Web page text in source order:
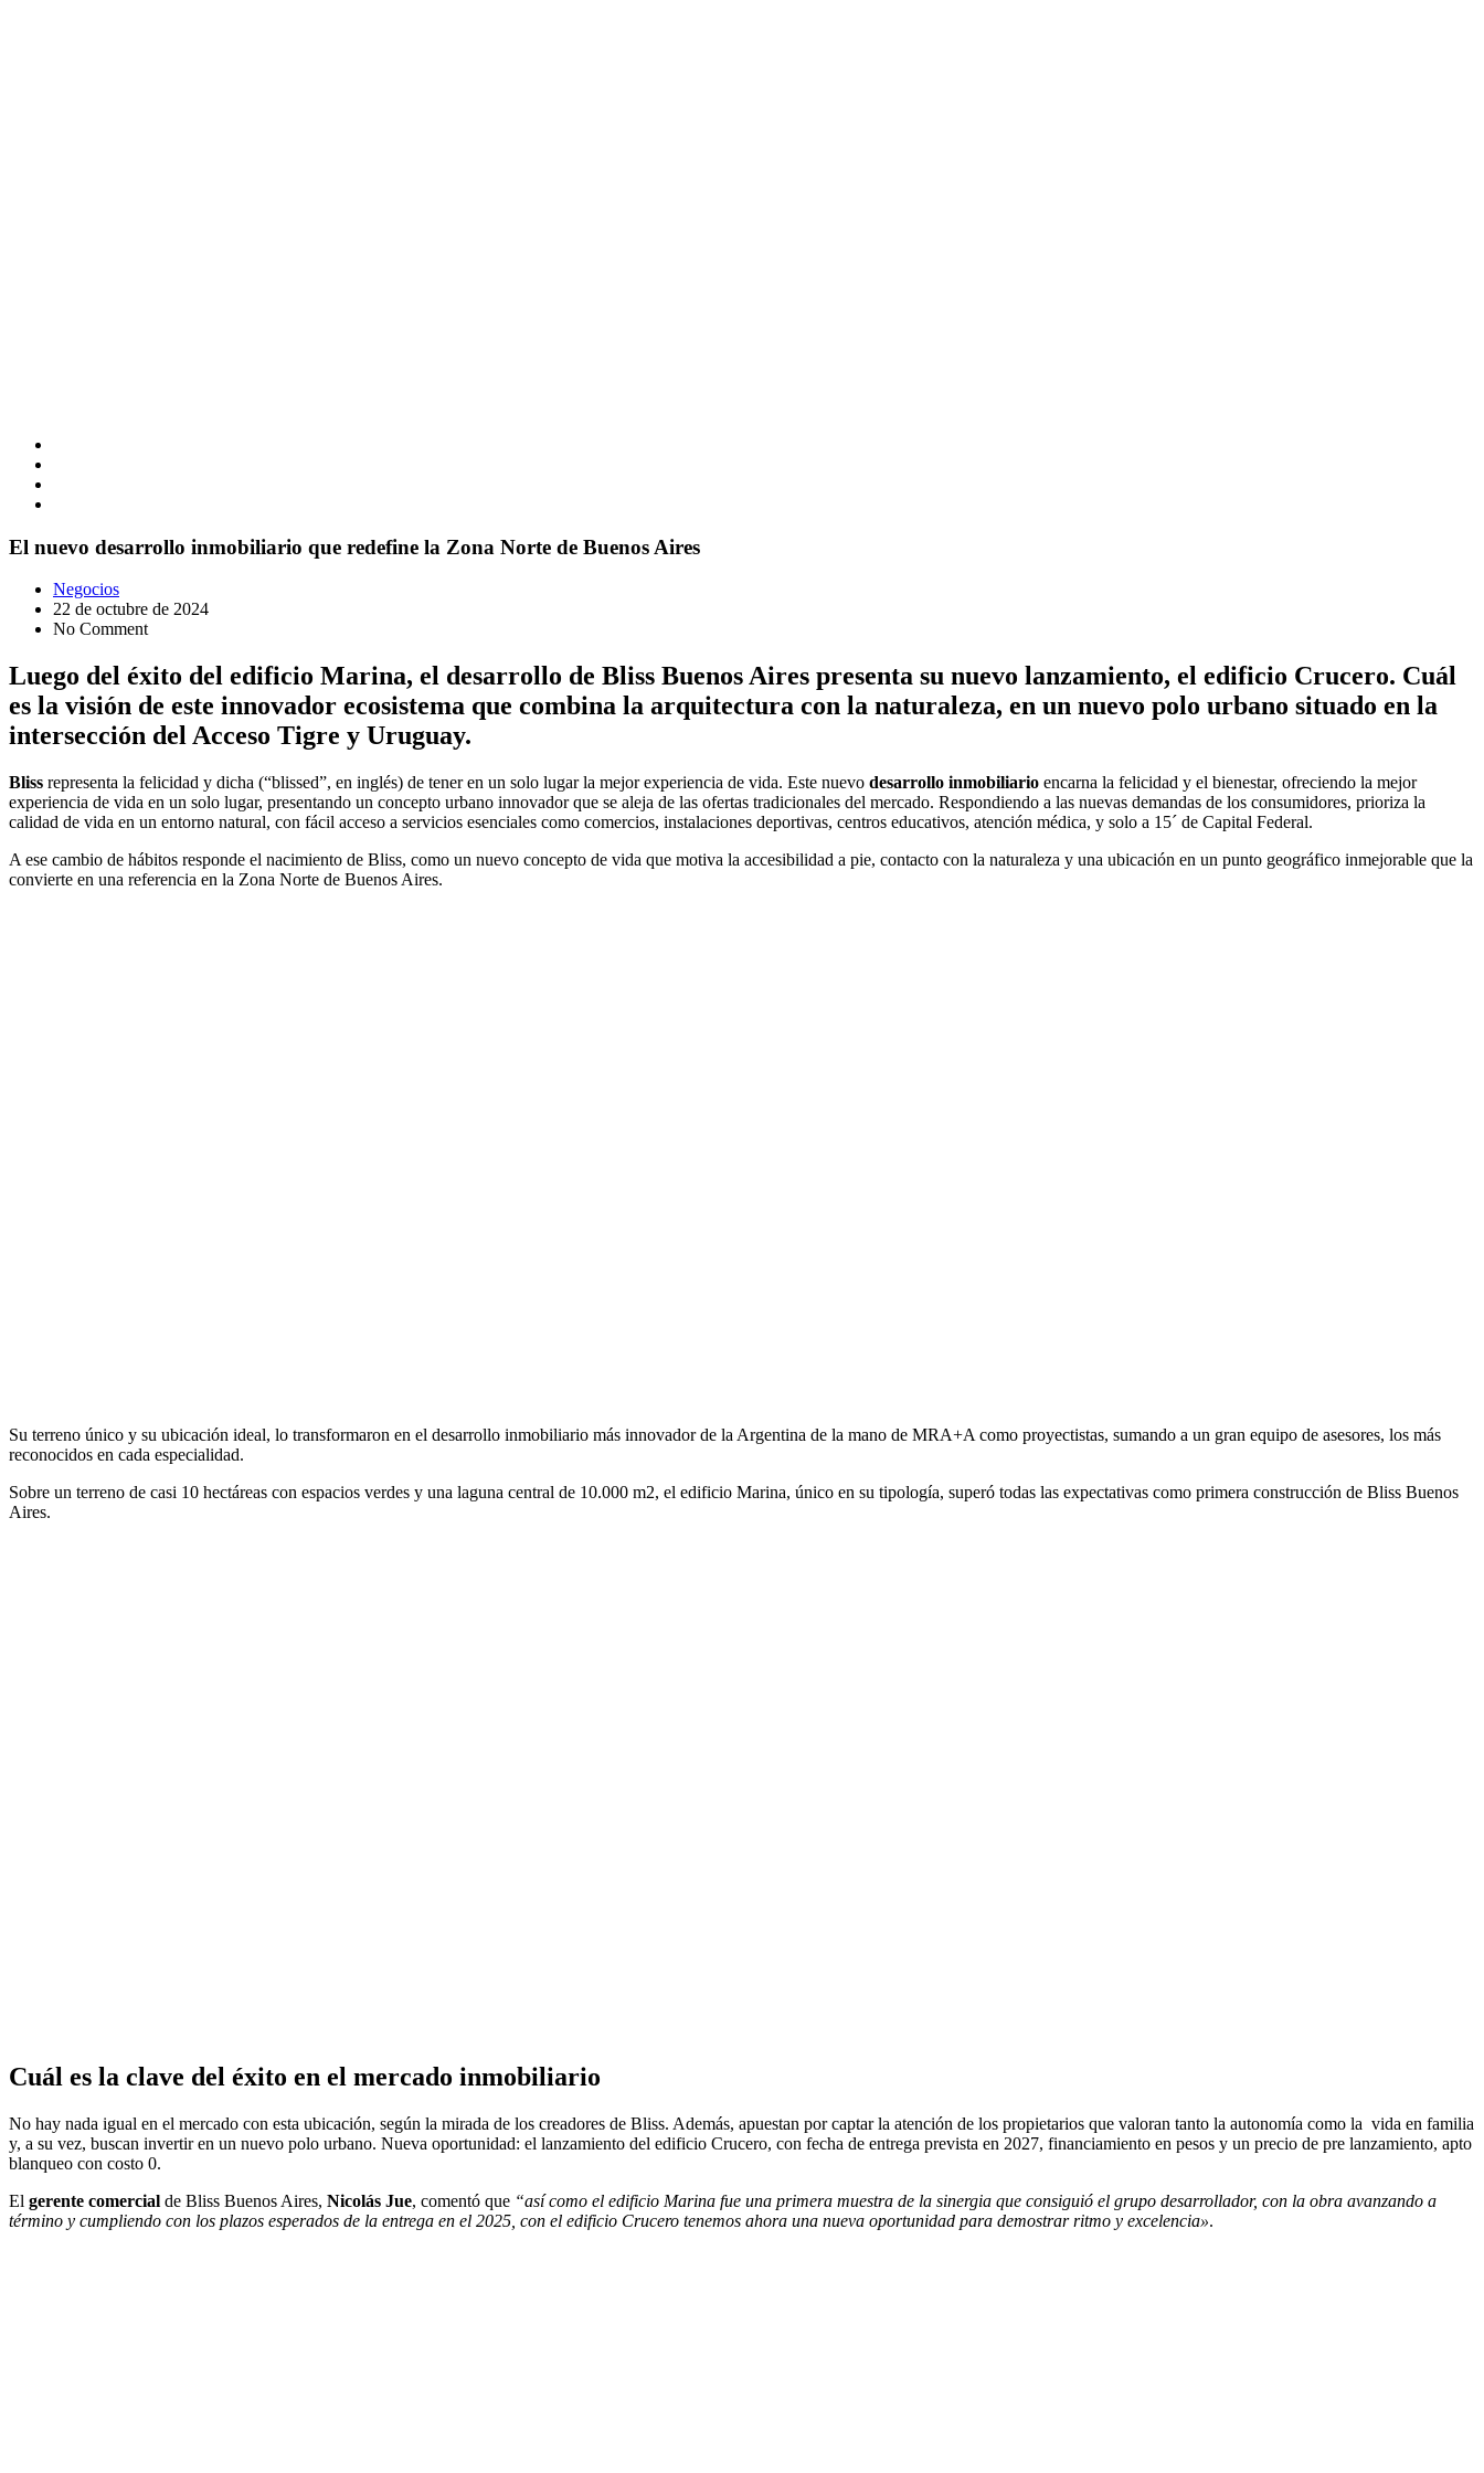
El nuevo desarrollo inmobiliario que redefine la Zona Norte de Buenos Aires
Negocios
22 de octubre de 2024
No Comment
Luego del éxito del edificio Marina, el desarrollo de Bliss Buenos Aires presenta su nuevo lanzamiento, el edificio Crucero. Cuál
es la visión de este innovador ecosistema que combina la arquitectura con la naturaleza, en un nuevo polo urbano situado en la
intersección del Acceso Tigre y Uruguay.
Bliss representa la felicidad y dicha (“blissed”, en inglés) de tener en un solo lugar la mejor experiencia de vida. Este nuevo desarrollo inmobiliario encarna la felicidad y el bienestar, ofreciendo la mejor
experiencia de vida en un solo lugar, presentando un concepto urbano innovador que se aleja de las ofertas tradicionales del mercado. Respondiendo a las nuevas demandas de los consumidores, prioriza la
calidad de vida en un entorno natural, con fácil acceso a servicios esenciales como comercios, instalaciones deportivas, centros educativos, atención médica, y solo a 15´ de Capital Federal.
A ese cambio de hábitos responde el nacimiento de Bliss, como un nuevo concepto de vida que motiva la accesibilidad a pie, contacto con la naturaleza y una ubicación en un punto geográfico inmejorable que la
convierte en una referencia en la Zona Norte de Buenos Aires.
Su terreno único y su ubicación ideal, lo transformaron en el desarrollo inmobiliario más innovador de la Argentina de la mano de MRA+A como proyectistas, sumando a un gran equipo de asesores, los más
reconocidos en cada especialidad.
Sobre un terreno de casi 10 hectáreas con espacios verdes y una laguna central de 10.000 m2, el edificio Marina, único en su tipología, superó todas las expectativas como primera construcción de Bliss Buenos
Aires.
Cuál es la clave del éxito en el mercado inmobiliario
No hay nada igual en el mercado con esta ubicación, según la mirada de los creadores de Bliss. Además, apuestan por captar la atención de los propietarios que valoran tanto la autonomía como la vida en familia
y, a su vez, buscan invertir en un nuevo polo urbano. Nueva oportunidad: el lanzamiento del edificio Crucero, con fecha de entrega prevista en 2027, financiamiento en pesos y un precio de pre lanzamiento, apto
blanqueo con costo 0.
El gerente comercial de Bliss Buenos Aires, Nicolás Jue, comentó que “así como el edificio Marina fue una primera muestra de la sinergia que consiguió el grupo desarrollador, con la obra avanzando a
término y cumpliendo con los plazos esperados de la entrega en el 2025, con el edificio Crucero tenemos ahora una nueva oportunidad para demostrar ritmo y excelencia».